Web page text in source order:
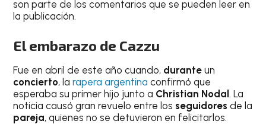
son parte de los comentarios que se pueden leer en
la publicación.
El embarazo de Cazzu
Fue en abril de este año cuando, duranteun
concierto, la rapera argentina confirmó que
esperaba su primer hijo junto a Christian Nodal. La
noticia causó gran revuelo entre los seguidoresde la
pareja, quienes no se detuvieron en felicitarlos.